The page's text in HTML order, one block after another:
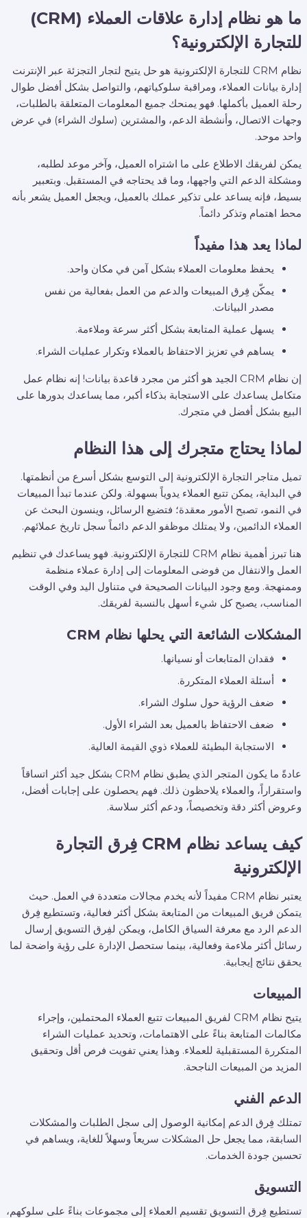
ما هو نظام إدارة علاقات العملاء (CRM)
للتجارة الإلكترونية؟
نظام CRM للتجارة الإلكترونية هو حل يتيح لتجار التجزئة عبر الإنترنت
إدارة بيانات العملاء، ومراقبة سلوكياتهم، والتواصل بشكل أفضل طوال
رحلة العميل بأكملها. فهو يمنحك جميع المعلومات المتعلقة بالطلبات،
وجهات الاتصال، وأنشطة الدعم، والمشترين (سلوك الشراء) في عرض
واحد موحد.
يمكن لفريقك الاطلاع على ما اشتراه العميل، وآخر موعد لطلبه،
ومشكلة الدعم التي واجهها، وما قد يحتاجه في المستقبل. وبتعبير
بسيط، فإنه يساعد على تذكير عملك بالعميل، ويجعل العميل يشعر بأنه
محط اهتمام وتذكر دائماً.
لماذا يعد هذا مفيداً
يحفظ معلومات العملاء بشكل آمن في مكان واحد.
يمكّن فِرق المبيعات والدعم من العمل بفعالية من نفس
مصدر البيانات.
يسهل عملية المتابعة بشكل أكثر سرعة وملاءمة.
يساهم في تعزيز الاحتفاظ بالعملاء وتكرار عمليات الشراء.
إن نظام CRM الجيد هو أكثر من مجرد قاعدة بيانات! إنه نظام عمل
متكامل يساعدك على الاستجابة بذكاء أكبر، مما يساعدك بدورها على
البيع بشكل أفضل في متجرك.
لماذا يحتاج متجرك إلى هذا النظام
تميل متاجر التجارة الإلكترونية إلى التوسع بشكل أسرع من أنظمتها.
في البداية، يمكن تتبع العملاء يدوياً بسهولة. ولكن عندما تبدأ المبيعات
في النمو، تصبح الأمور معقدة؛ فتضيع الرسائل، وينسون البحث عن
العملاء الدائمين، ولا يمتلك موظفو الدعم دائماً سجل تاريخ عملائهم.
هنا تبرز أهمية نظام CRM للتجارة الإلكترونية. فهو يساعدك في تنظيم
العمل والانتفال من فوضى المعلومات إلى إدارة عملاء منظمة
وممنهجة. ومع وجود البيانات الصحيحة في متناول اليد وفي الوقت
المناسب، يصبح كل شيء أسهل بالنسبة لفريقك.
المشكلات الشائعة التي يحلها نظام CRM
فقدان المتابعات أو نسيانها.
أسئلة العملاء المتكررة.
ضعف الرؤية حول سلوك الشراء.
ضعف الاحتفاظ بالعميل بعد الشراء الأول.
الاستجابة البطيئة للعملاء ذوي القيمة العالية.
عادةً ما يكون المتجر الذي يطبق نظام CRM بشكل جيد أكثر اتساقاً
واستقراراً، والعملاء يلاحظون ذلك. فهم يحصلون على إجابات أفضل،
وعروض أكثر دقة وتخصيصاً، ودعم أكثر سلاسة.
كيف يساعد نظام CRM فِرق التجارة
الإلكترونية
يعتبر نظام CRM مفيداً لأنه يخدم مجالات متعددة في العمل. حيث
يتمكن فريق المبيعات من المتابعة بشكل أكثر فعالية، وتستطيع فِرق
الدعم الرد مع معرفة السياق الكامل، ويمكن لفِرق التسويق إرسال
رسائل أكثر ملاءمة وفعالية، بينما ستحصل الإدارة على رؤية واضحة لما
يحقق نتائج إيجابية.
المبيعات
يتيح نظام CRM لفريق المبيعات تتبع العملاء المحتملين، وإجراء
مكالمات المتابعة بناءً على الاهتمامات، وتحديد عمليات الشراء
المتكررة المستقبلية للعملاء. وهذا يعني تفويت فرص أقل وتحقيق
المزيد من المبيعات الناجحة.
الدعم الفني
تمتلك فِرق الدعم إمكانية الوصول إلى سجل الطلبات والمشكلات
السابقة، مما يجعل حل المشكلات سريعاً وسهلاً للغاية، ويساهم في
تحسين جودة الخدمات.
التسويق
تستطيع فِرق التسويق تقسيم العملاء إلى مجموعات بناءً على سلوكهم،